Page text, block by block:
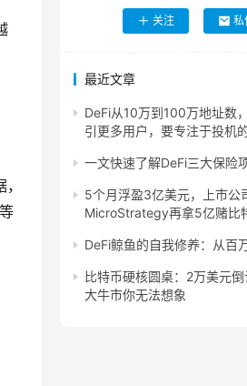
关注 私
最近文章
DeFi从10万到100万地址数
引更多用户，要专注于投机
一文快速了解DeFi三大保险
5个月浮盈3亿美元，上市公
MicroStrategy再拿5亿赌比
DeFi鲸鱼的自我修养：从百
比特币硬核圆桌：2万美元
大牛市你无法想象